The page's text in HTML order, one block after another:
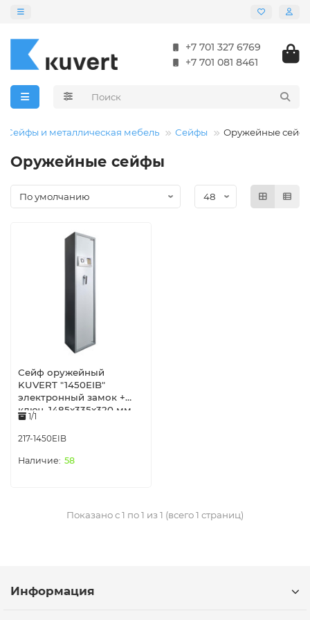
+7 701 327 6769
+7 701 081 8461
Сейфы и металлическая мебель Сейфы Оружейные
Оружейные сейфы
Сейф оружейный
KUVERT "1450EIB"
электронный замок +
ключ, 1485x335x320 мм,
49,6 кг, серый
1/1
217-1450EIB
58
Показано с 1 по 1 из 1 (всего 1 страниц)
Информация